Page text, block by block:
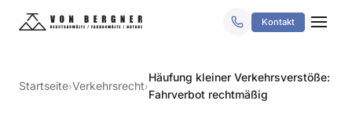
Kontakt
Startseite›Verkehrsrecht›
Häufung kleiner Verkehrsverstöße:
Fahrverbot rechtmäßig